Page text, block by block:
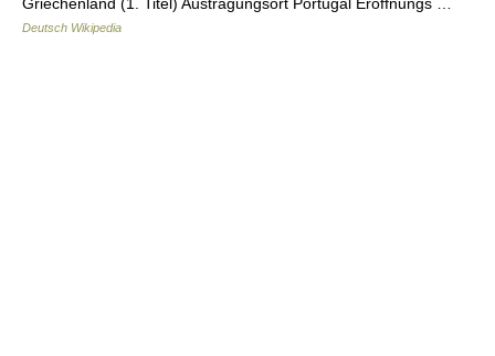
Deutsch Wikipedia